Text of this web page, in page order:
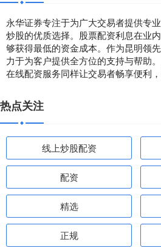
永华证券专注于为广大交易者提供专
炒股的优质选择。股票配资利息在业
够获得最低的资金成本。作为昆明领
力于为客户提供全方位的支持与帮助
在线配资服务同样让交易者畅享便利，
热点关注
线上炒股配资
配资
精选
正规